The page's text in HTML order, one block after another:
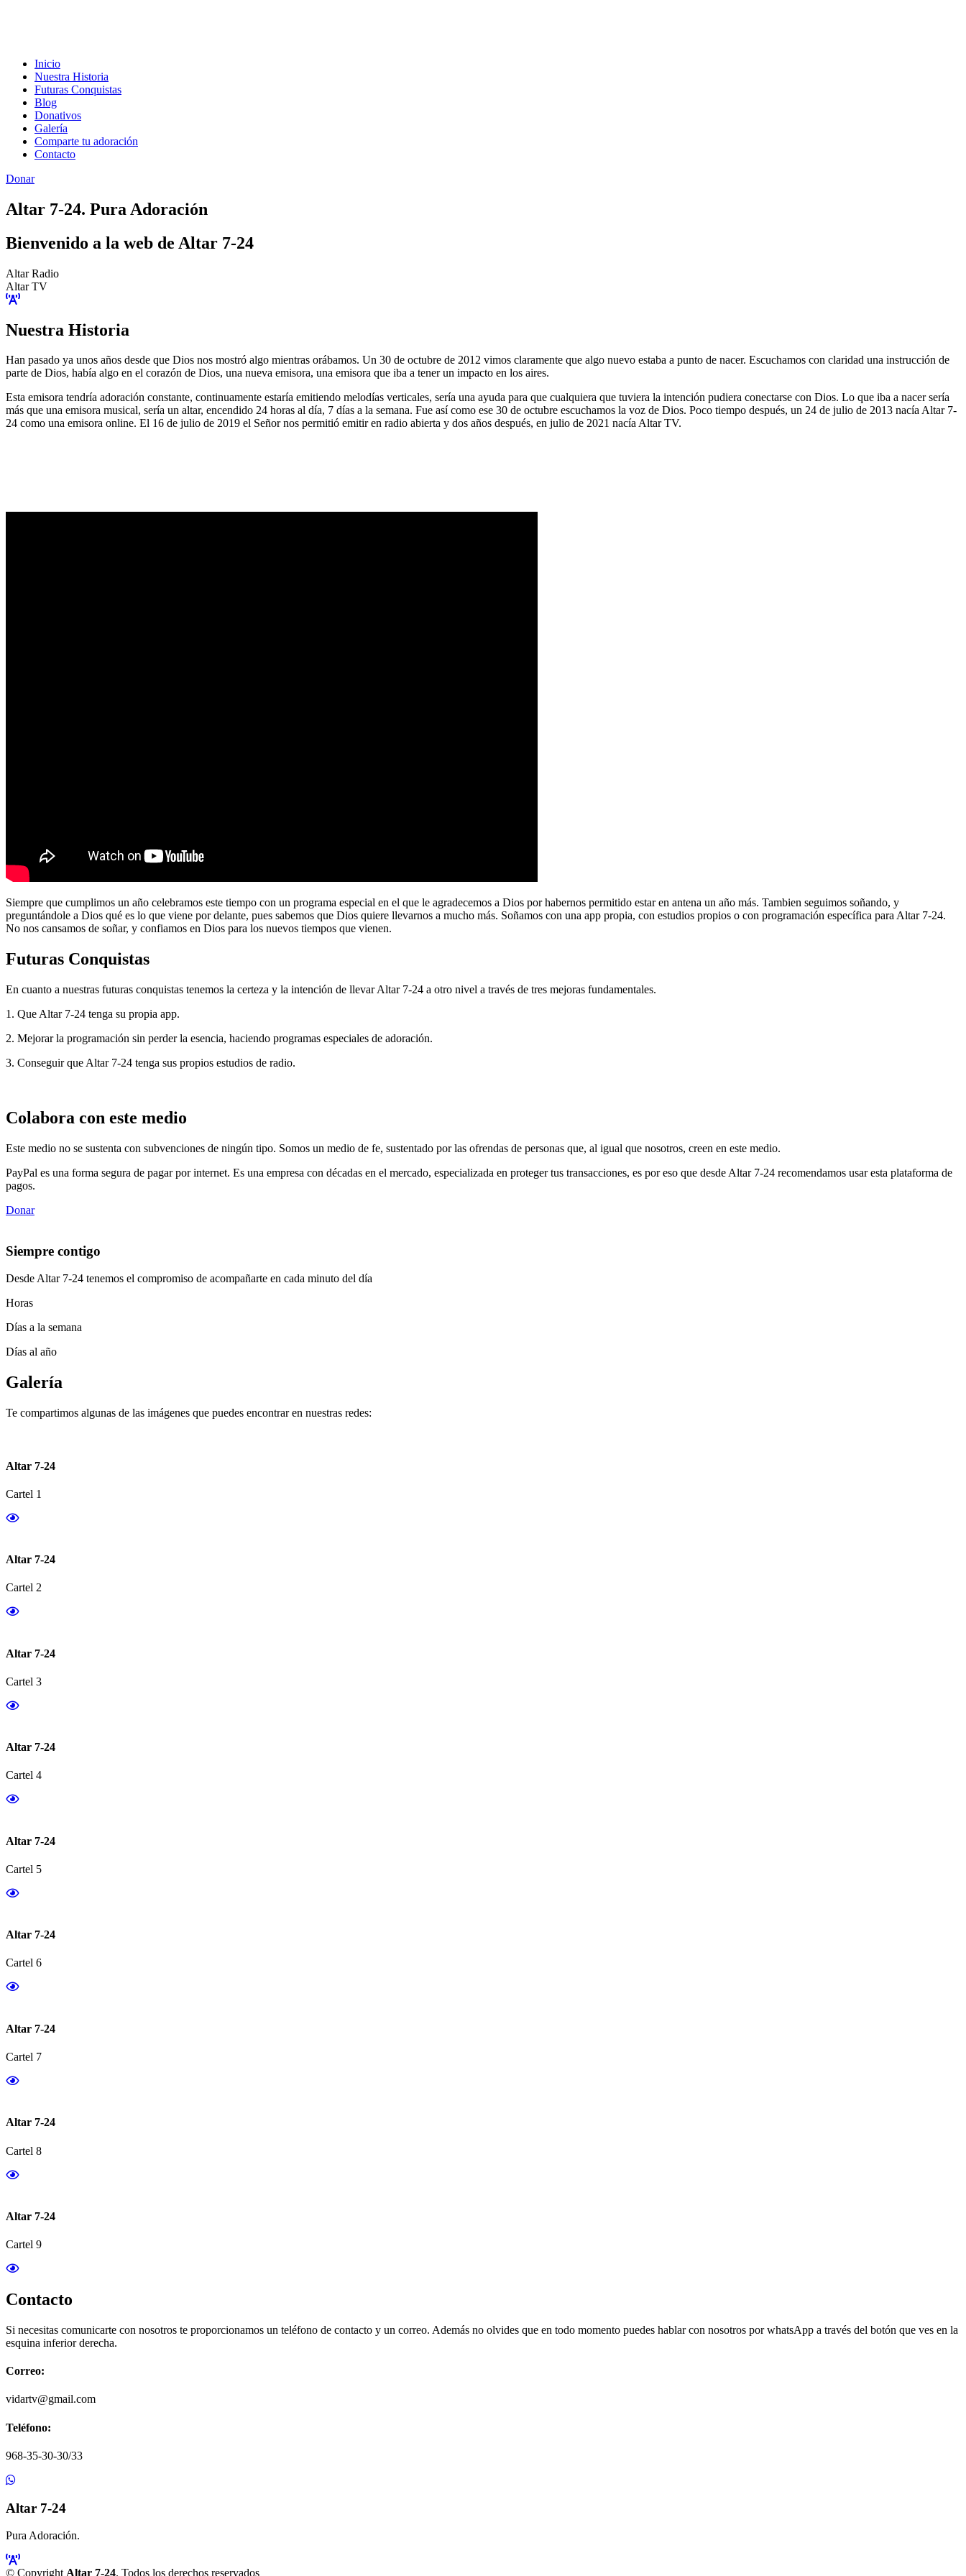
Inicio
Nuestra Historia
Futuras Conquistas
Blog
Donativos
Galería
Comparte tu adoración
Contacto
Donar
Altar 7-24. Pura Adoración
Bienvenido a la web de Altar 7-24
Altar Radio
Altar TV
Nuestra Historia
Han pasado ya unos años desde que Dios nos mostró algo mientras orábamos. Un 30 de octubre de 2012 vimos claramente que algo nuevo estaba a punto de nacer. Escuchamos con claridad una instrucción de
parte de Dios, había algo en el corazón de Dios, una nueva emisora, una emisora que iba a tener un impacto en los aires.
Esta emisora tendría adoración constante, continuamente estaría emitiendo melodías verticales, sería una ayuda para que cualquiera que tuviera la intención pudiera conectarse con Dios. Lo que iba a nacer sería
más que una emisora musical, sería un altar, encendido 24 horas al día, 7 días a la semana. Fue así como ese 30 de octubre escuchamos la voz de Dios. Poco tiempo después, un 24 de julio de 2013 nacía Altar 7-
24 como una emisora online. El 16 de julio de 2019 el Señor nos permitió emitir en radio abierta y dos años después, en julio de 2021 nacía Altar TV.
Siempre que cumplimos un año celebramos este tiempo con un programa especial en el que le agradecemos a Dios por habernos permitido estar en antena un año más. Tambien seguimos soñando, y
preguntándole a Dios qué es lo que viene por delante, pues sabemos que Dios quiere llevarnos a mucho más. Soñamos con una app propia, con estudios propios o con programación específica para Altar 7-24.
No nos cansamos de soñar, y confiamos en Dios para los nuevos tiempos que vienen.
Futuras Conquistas
En cuanto a nuestras futuras conquistas tenemos la certeza y la intención de llevar Altar 7-24 a otro nivel a través de tres mejoras fundamentales.
1. Que Altar 7-24 tenga su propia app.
2. Mejorar la programación sin perder la esencia, haciendo programas especiales de adoración.
3. Conseguir que Altar 7-24 tenga sus propios estudios de radio.
Colabora con este medio
Este medio no se sustenta con subvenciones de ningún tipo. Somos un medio de fe, sustentado por las ofrendas de personas que, al igual que nosotros, creen en este medio.
PayPal es una forma segura de pagar por internet. Es una empresa con décadas en el mercado, especializada en proteger tus transacciones, es por eso que desde Altar 7-24 recomendamos usar esta plataforma de
pagos.
Donar
Siempre contigo
Desde Altar 7-24 tenemos el compromiso de acompañarte en cada minuto del día
Horas
Días a la semana
Días al año
Galería
Te compartimos algunas de las imágenes que puedes encontrar en nuestras redes:
Altar 7-24
Cartel 1
Altar 7-24
Cartel 2
Altar 7-24
Cartel 3
Altar 7-24
Cartel 4
Altar 7-24
Cartel 5
Altar 7-24
Cartel 6
Altar 7-24
Cartel 7
Altar 7-24
Cartel 8
Altar 7-24
Cartel 9
Contacto
Si necesitas comunicarte con nosotros te proporcionamos un teléfono de contacto y un correo. Además no olvides que en todo momento puedes hablar con nosotros por whatsApp a través del botón que ves en la
esquina inferior derecha.
Correo:
vidartv@gmail.com
Teléfono:
968-35-30-30/33
Altar 7-24
Pura Adoración.
© Copyright Altar 7-24. Todos los derechos reservados